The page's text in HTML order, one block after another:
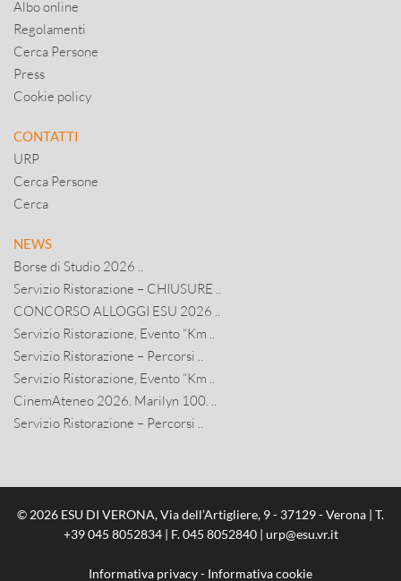
Albo online
Regolamenti
Cerca Persone
Press
Cookie policy
CONTATTI
URP
Cerca Persone
Cerca
NEWS
Borse di Studio 2026 ..
Servizio Ristorazione – CHIUSURE ..
CONCORSO ALLOGGI ESU 2026 ..
Servizio Ristorazione, Evento “Km ..
Servizio Ristorazione – Percorsi ..
Servizio Ristorazione, Evento “Km ..
CinemAteneo 2026. Marilyn 100. ..
Servizio Ristorazione – Percorsi ..
© 2026 ESU DI VERONA, Via dell’Artigliere, 9 - 37129 - Verona | T.
+39 045 8052834| F. 045 8052840 | urp@esu.vr.it
Informativa privacy- Informativa cookie